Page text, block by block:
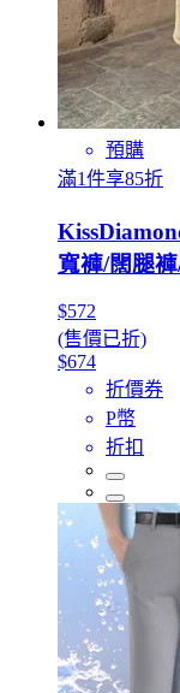
預購
滿1件享85折
寬褲/闊腿
$572
(售價已折)
$674
折價券
P幣
折扣